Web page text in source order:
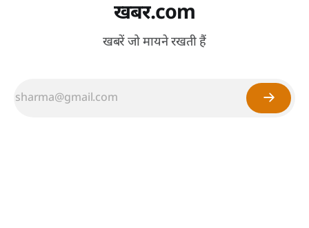
खबर.com
खबरें जो मायने रखती हैं